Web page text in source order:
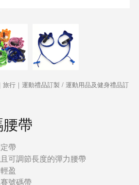
旅行｜運動禮品訂製 / 運動用品及健身禮品訂
帶
帶
可調節長度的彈力腰帶
盈
號碼帶